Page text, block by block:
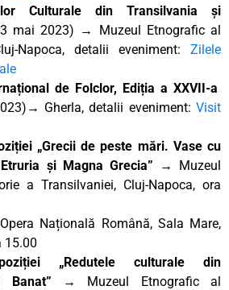
Culturale din Transilvania și
mai 2023) → Muzeul Etnografic al
Napoca, detalii eveniment: Zilele
de Folclor, Ediția a XXVII-a
→ Gherla, detalii eveniment: Visit
„Grecii de peste mări. Vase cu
și Magna Grecia” →
Muzeul
a Transilvaniei, Cluj-Napoca, ora
Națională Română, Sala Mare,
15.00
„Redutele culturale din
Banat” → Muzeul Etnografic al